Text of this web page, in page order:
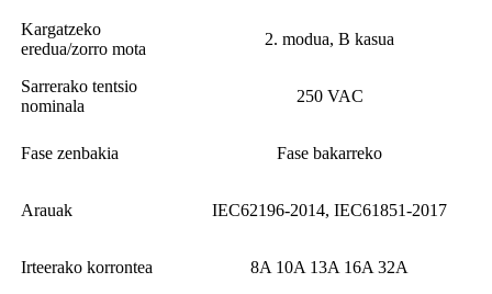
Kargatzeko
eredua/zorro mota
2. modua, B kasua
Sarrerako tentsio
nominala
250 VAC
Fase zenbakia Fase bakarreko
Arauak IEC62196-2014, IEC61851-2017
Irteerako korrontea 8A 10A 13A 16A 32A